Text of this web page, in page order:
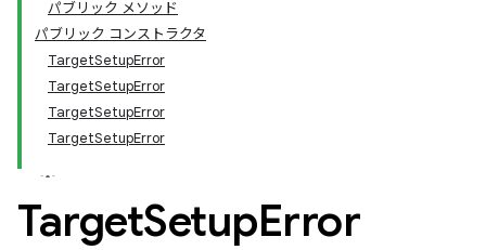
パブリック メソッド
パブリック コンストラクタ
TargetSetupError
TargetSetupError
TargetSetupError
TargetSetupError
TargetSetupError